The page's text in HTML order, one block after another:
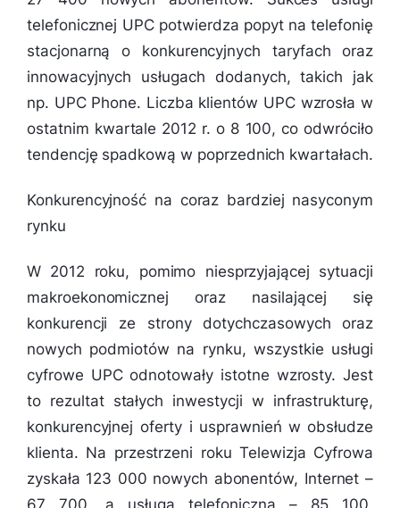
telefonicznej UPC potwierdza popyt na telefonię
stacjonarną o konkurencyjnych taryfach oraz
innowacyjnych usługach dodanych, takich jak
np. UPC Phone. Liczba klientów UPC wzrosła w
ostatnim kwartale 2012 r. o 8 100, co odwróciło
tendencję spadkową w poprzednich kwartałach.
Konkurencyjność na coraz bardziej nasyconym
rynku
W 2012 roku, pomimo niesprzyjającej sytuacji
makroekonomicznej oraz nasilającej się
konkurencji ze strony dotychczasowych oraz
nowych podmiotów na rynku, wszystkie usługi
cyfrowe UPC odnotowały istotne wzrosty. Jest
to rezultat stałych inwestycji w infrastrukturę,
konkurencyjnej oferty i usprawnień w obsłudze
klienta. Na przestrzeni roku Telewizja Cyfrowa
zyskała 123 000 nowych abonentów, Internet –